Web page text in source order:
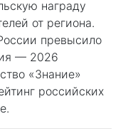
награду
от региона.
превысило
— 2026
«Знание»
российских